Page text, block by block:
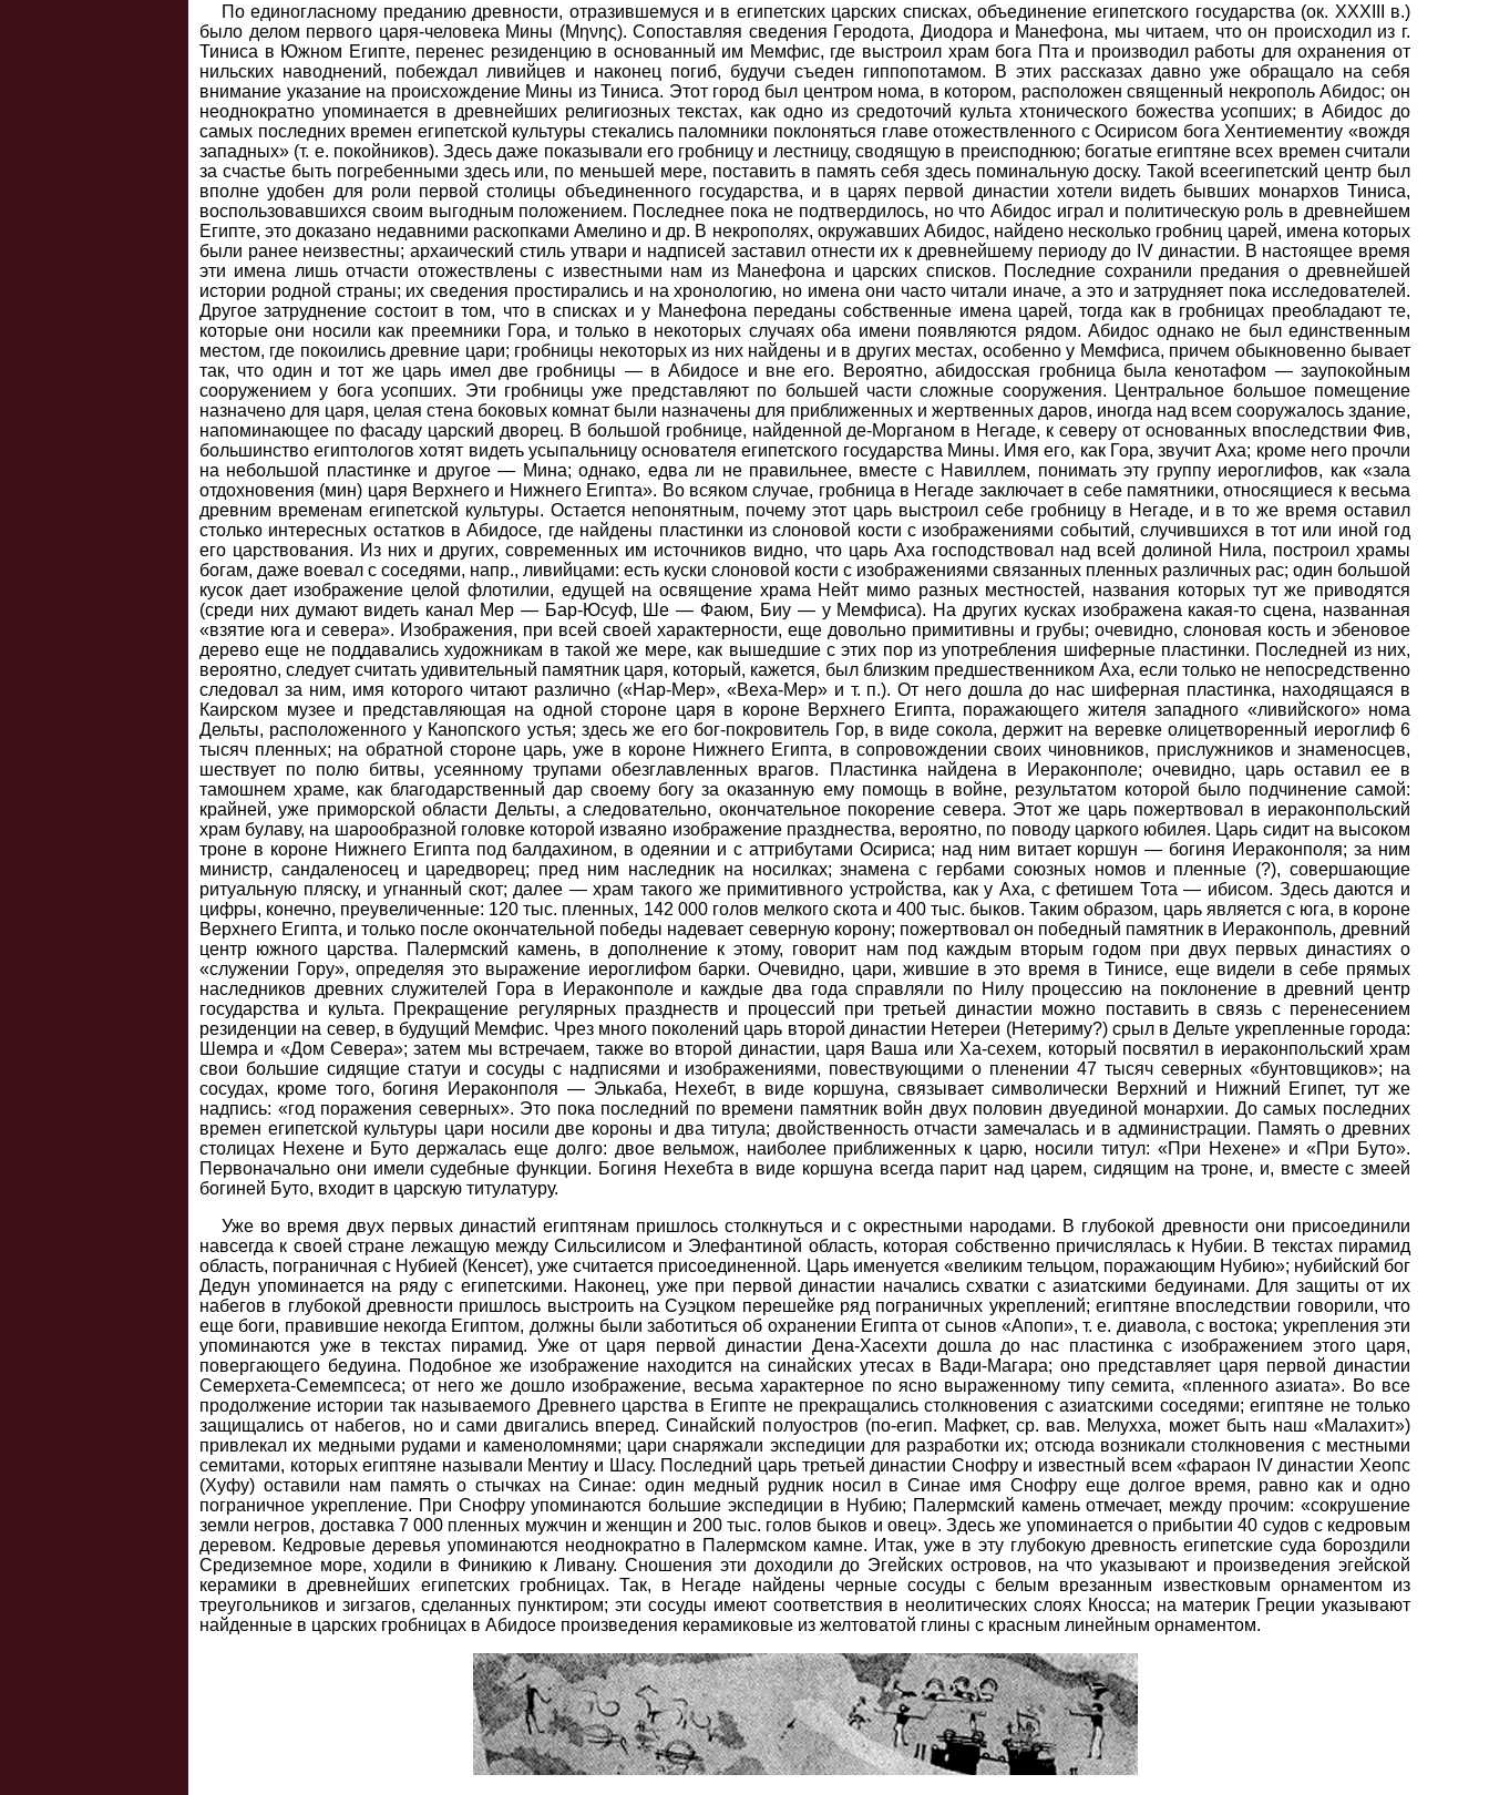
По единогласному преданию древности, отразившемуся и в египетских царских списках, объединение египетского государства (ок. XXXIII в.)
было делом первого царя-человека Мины (Μηνης). Сопоставляя сведения Геродота, Диодора и Манефона, мы читаем, что он происходил из г.
Тиниса в Южном Египте, перенес резиденцию в основанный им Мемфис, где выстроил храм бога Пта и производил работы для охранения от
нильских наводнений, побеждал ливийцев и наконец погиб, будучи съеден гиппопотамом. В этих рассказах давно уже обращало на себя
внимание указание на происхождение Мины из Тиниса. Этот город был центром нома, в котором, расположен священный некрополь Абидос; он
неоднократно упоминается в древнейших религиозных текстах, как одно из средоточий культа хтонического божества усопших; в Абидос до
самых последних времен египетской культуры стекались паломники поклоняться главе отожествленного с Осирисом бога Хентиементиу «вождя
западных» (т. е. покойников). Здесь даже показывали его гробницу и лестницу, сводящую в преисподнюю; богатые египтяне всех времен считали
за счастье быть погребенными здесь или, по меньшей мере, поставить в память себя здесь поминальную доску. Такой всеегипетский центр был
вполне удобен для роли первой столицы объединенного государства, и в царях первой династии хотели видеть бывших монархов Тиниса,
воспользовавшихся своим выгодным положением. Последнее пока не подтвердилось, но что Абидос играл и политическую роль в древнейшем
Египте, это доказано недавними раскопками Амелино и др. В некрополях, окружавших Абидос, найдено несколько гробниц царей, имена которых
были ранее неизвестны; архаический стиль утвари и надписей заставил отнести их к древнейшему периоду до IV династии. В настоящее время
эти имена лишь отчасти отожествлены с известными нам из Манефона и царских списков. Последние сохранили предания о древнейшей
истории родной страны; их сведения простирались и на хронологию, но имена они часто читали иначе, а это и затрудняет пока исследователей.
Другое затруднение состоит в том, что в списках и у Манефона переданы собственные имена царей, тогда как в гробницах преобладают те,
которые они носили как преемники Гора, и только в некоторых случаях оба имени появляются рядом. Абидос однако не был единственным
местом, где покоились древние цари; гробницы некоторых из них найдены и в других местах, особенно у Мемфиса, причем обыкновенно бывает
так, что один и тот же царь имел две гробницы — в Абидосе и вне его. Вероятно, абидосская гробница была кенотафом — заупокойным
сооружением у бога усопших. Эти гробницы уже представляют по большей части сложные сооружения. Центральное большое помещение
назначено для царя, целая стена боковых комнат были назначены для приближенных и жертвенных даров, иногда над всем сооружалось здание,
напоминающее по фасаду царский дворец. В большой гробнице, найденной де-Морганом в Негаде, к северу от основанных впоследствии Фив,
большинство египтологов хотят видеть усыпальницу основателя египетского государства Мины. Имя его, как Гора, звучит Аха; кроме него прочли
на небольшой пластинке и другое — Мина; однако, едва ли не правильнее, вместе с Навиллем, понимать эту группу иероглифов, как «зала
отдохновения (мин) царя Верхнего и Нижнего Египта». Во всяком случае, гробница в Негаде заключает в себе памятники, относящиеся к весьма
древним временам египетской культуры. Остается непонятным, почему этот царь выстроил себе гробницу в Негаде, и в то же время оставил
столько интересных остатков в Абидосе, где найдены пластинки из слоновой кости с изображениями событий, случившихся в тот или иной год
его царствования. Из них и других, современных им источников видно, что царь Аха господствовал над всей долиной Нила, построил храмы
богам, даже воевал с соседями, напр., ливийцами: есть куски слоновой кости с изображениями связанных пленных различных рас; один большой
кусок дает изображение целой флотилии, едущей на освящение храма Нейт мимо разных местностей, названия которых тут же приводятся
(среди них думают видеть канал Мер — Бар-Юсуф, Ше — Фаюм, Биу — у Мемфиса). На других кусках изображена какая-то сцена, названная
«взятие юга и севера». Изображения, при всей своей характерности, еще довольно примитивны и грубы; очевидно, слоновая кость и эбеновое
дерево еще не поддавались художникам в такой же мере, как вышедшие с этих пор из употребления шиферные пластинки. Последней из них,
вероятно, следует считать удивительный памятник царя, который, кажется, был близким предшественником Аха, если только не непосредственно
следовал за ним, имя которого читают различно («Нар-Мер», «Веха-Мер» и т. п.). От него дошла до нас шиферная пластинка, находящаяся в
Каирском музее и представляющая на одной стороне царя в короне Верхнего Египта, поражающего жителя западного «ливийского» нома
Дельты, расположенного у Канопского устья; здесь же его бог-покровитель Гор, в виде сокола, держит на веревке олицетворенный иероглиф 6
тысяч пленных; на обратной стороне царь, уже в короне Нижнего Египта, в сопровождении своих чиновников, прислужников и знаменосцев,
шествует по полю битвы, усеянному трупами обезглавленных врагов. Пластинка найдена в Иераконполе; очевидно, царь оставил ее в
тамошнем храме, как благодарственный дар своему богу за оказанную ему помощь в войне, результатом которой было подчинение самой:
крайней, уже приморской области Дельты, а следовательно, окончательное покорение севера. Этот же царь пожертвовал в иераконпольский
храм булаву, на шарообразной головке которой изваяно изображение празднества, вероятно, по поводу царкого юбилея. Царь сидит на высоком
троне в короне Нижнего Египта под балдахином, в одеянии и с аттрибутами Осириса; над ним витает коршун — богиня Иераконполя; за ним
министр, сандаленосец и царедворец; пред ним наследник на носилках; знамена с гербами союзных номов и пленные (?), совершающие
ритуальную пляску, и угнанный скот; далее — храм такого же примитивного устройства, как у Аха, с фетишем Тота — ибисом. Здесь даются и
цифры, конечно, преувеличенные: 120 тыс. пленных, 142 000 голов мелкого скота и 400 тыс. быков. Таким образом, царь является с юга, в короне
Верхнего Египта, и только после окончательной победы надевает северную корону; пожертвовал он победный памятник в Иераконполь, древний
центр южного царства. Палермский камень, в дополнение к этому, говорит нам под каждым вторым годом при двух первых династиях о
«служении Гору», определяя это выражение иероглифом барки. Очевидно, цари, жившие в это время в Тинисе, еще видели в себе прямых
наследников древних служителей Гора в Иераконполе и каждые два года справляли по Нилу процессию на поклонение в древний центр
государства и культа. Прекращение регулярных празднеств и процессий при третьей династии можно поставить в связь с перенесением
резиденции на север, в будущий Мемфис. Чрез много поколений царь второй династии Нетереи (Нетериму?) срыл в Дельте укрепленные города:
Шемра и «Дом Севера»; затем мы встречаем, также во второй династии, царя Ваша или Ха-сехем, который посвятил в иераконпольский храм
свои большие сидящие статуи и сосуды с надписями и изображениями, повествующими о пленении 47 тысяч северных «бунтовщиков»; на
сосудах, кроме того, богиня Иераконполя — Элькаба, Нехебт, в виде коршуна, связывает символически Верхний и Нижний Египет, тут же
надпись: «год поражения северных». Это пока последний по времени памятник войн двух половин двуединой монархии. До самых последних
времен египетской культуры цари носили две короны и два титула; двойственность отчасти замечалась и в администрации. Память о древних
столицах Нехене и Буто держалась еще долго: двое вельмож, наиболее приближенных к царю, носили титул: «При Нехене» и «При Буто».
Первоначально они имели судебные функции. Богиня Нехебта в виде коршуна всегда парит над царем, сидящим на троне, и, вместе с змеей
богиней Буто, входит в царскую титулатуру.
Уже во время двух первых династий египтянам пришлось столкнуться и с окрестными народами. В глубокой древности они присоединили
навсегда к своей стране лежащую между Сильсилисом и Элефантиной область, которая собственно причислялась к Нубии. В текстах пирамид
область, пограничная с Нубией (Кенсет), уже считается присоединенной. Царь именуется «великим тельцом, поражающим Нубию»; нубийский бог
Дедун упоминается на ряду с египетскими. Наконец, уже при первой династии начались схватки с азиатскими бедуинами. Для защиты от их
набегов в глубокой древности пришлось выстроить на Суэцком перешейке ряд пограничных укреплений; египтяне впоследствии говорили, что
еще боги, правившие некогда Египтом, должны были заботиться об охранении Египта от сынов «Апопи», т. е. диавола, с востока; укрепления эти
упоминаются уже в текстах пирамид. Уже от царя первой династии Дена-Хасехти дошла до нас пластинка с изображением этого царя,
повергающего бедуина. Подобное же изображение находится на синайских утесах в Вади-Магара; оно представляет царя первой династии
Семерхета-Семемпсеса; от него же дошло изображение, весьма характерное по ясно выраженному типу семита, «пленного азиата». Во все
продолжение истории так называемого Древнего царства в Египте не прекращались столкновения с азиатскими соседями; египтяне не только
защищались от набегов, но и сами двигались вперед. Синайский полуостров (по-егип. Мафкет, ср. вав. Мелухха, может быть наш «Малахит»)
привлекал их медными рудами и каменоломнями; цари снаряжали экспедиции для разработки их; отсюда возникали столкновения с местными
семитами, которых египтяне называли Ментиу и Шасу. Последний царь третьей династии Снофру и известный всем «фараон IV династии Хеопс
(Хуфу) оставили нам память о стычках на Синае: один медный рудник носил в Синае имя Снофру еще долгое время, равно как и одно
пограничное укрепление. При Снофру упоминаются большие экспедиции в Нубию; Палермский камень отмечает, между прочим: «сокрушение
земли негров, доставка 7 000 пленных мужчин и женщин и 200 тыс. голов быков и овец». Здесь же упоминается о прибытии 40 судов с кедровым
деревом. Кедровые деревья упоминаются неоднократно в Палермском камне. Итак, уже в эту глубокую древность египетские суда бороздили
Средиземное море, ходили в Финикию к Ливану. Сношения эти доходили до Эгейских островов, на что указывают и произведения эгейской
керамики в древнейших египетских гробницах. Так, в Негаде найдены черные сосуды с белым врезанным известковым орнаментом из
треугольников и зигзагов, сделанных пунктиром; эти сосуды имеют соответствия в неолитических слоях Кносса; на материк Греции указывают
найденные в царских гробницах в Абидосе произведения керамиковые из желтоватой глины с красным линейным орнаментом.